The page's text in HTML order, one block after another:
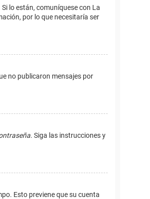
lo están, comuníquese con La
por lo que necesitaría ser
no publicaron mensajes por
. Siga las instrucciones y
Esto previene que su cuenta